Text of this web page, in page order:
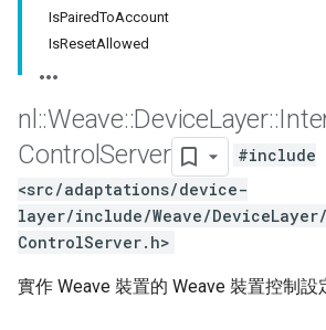
IsPairedToAccount
IsResetAllowed
nl ::Weave::DeviceLayer::
ControlServer
#include
<src/adaptations/device-
layer/include/Weave/
ControlServer.h>
實作 Weave 裝置的 Weave 裝置控制設